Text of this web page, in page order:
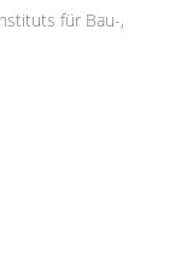
für Bau-,